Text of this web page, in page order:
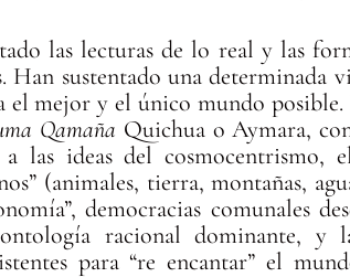
las lecturas de lo real y las
sustentado una determinada
mejor y el único mundo
Qamaña Quichua o Aymara,
las ideas del cosmocentrismo,
(animales, tierra, montañas,
democracias comunales
racional dominante, y
para “re encantar” el